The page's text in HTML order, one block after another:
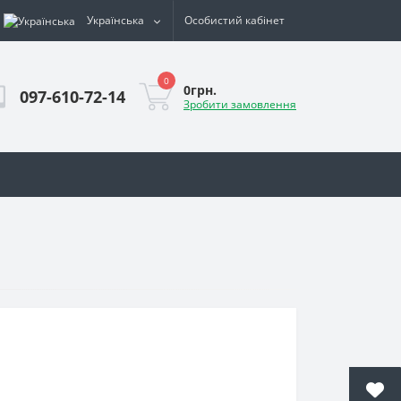
Українська Особистий кабінет
097-610-72-14
0
0грн.
Зробити замовлення